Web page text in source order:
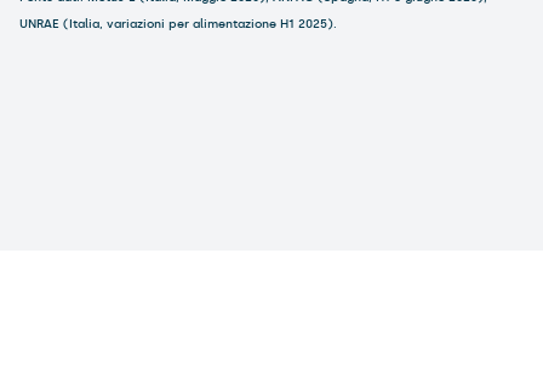
UNRAE (Italia, variazioni per alimentazione H1 2025).